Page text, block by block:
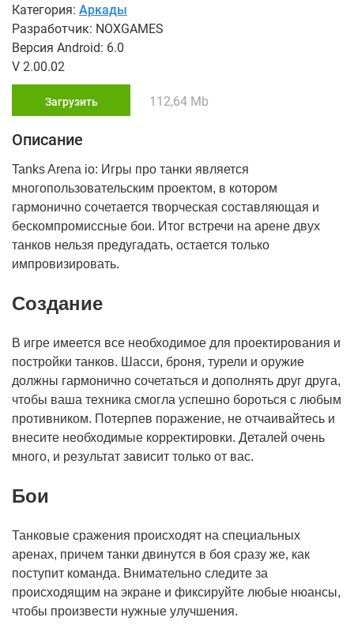
Категория: Аркады
Разработчик: NOXGAMES
Версия Android: 6.0
V 2.00.02
Загрузить 112,64 Mb
Описание
Tanks Arena io: Игры про танки является
многопользовательским проектом, в котором
гармонично сочетается творческая составляющая и
бескомпромиссные бои. Итог встречи на арене двух
танков нельзя предугадать, остается только
импровизировать.
Создание
В игре имеется все необходимое для проектирования и
постройки танков. Шасси, броня, турели и оружие
должны гармонично сочетаться и дополнять друг друга,
чтобы ваша техника смогла успешно бороться с любым
противником. Потерпев поражение, не отчаивайтесь и
внесите необходимые корректировки. Деталей очень
много, и результат зависит только от вас.
Бои
Танковые сражения происходят на специальных
аренах, причем танки двинутся в боя сразу же, как
поступит команда. Внимательно следите за
происходящим на экране и фиксируйте любые нюансы,
чтобы произвести нужные улучшения.